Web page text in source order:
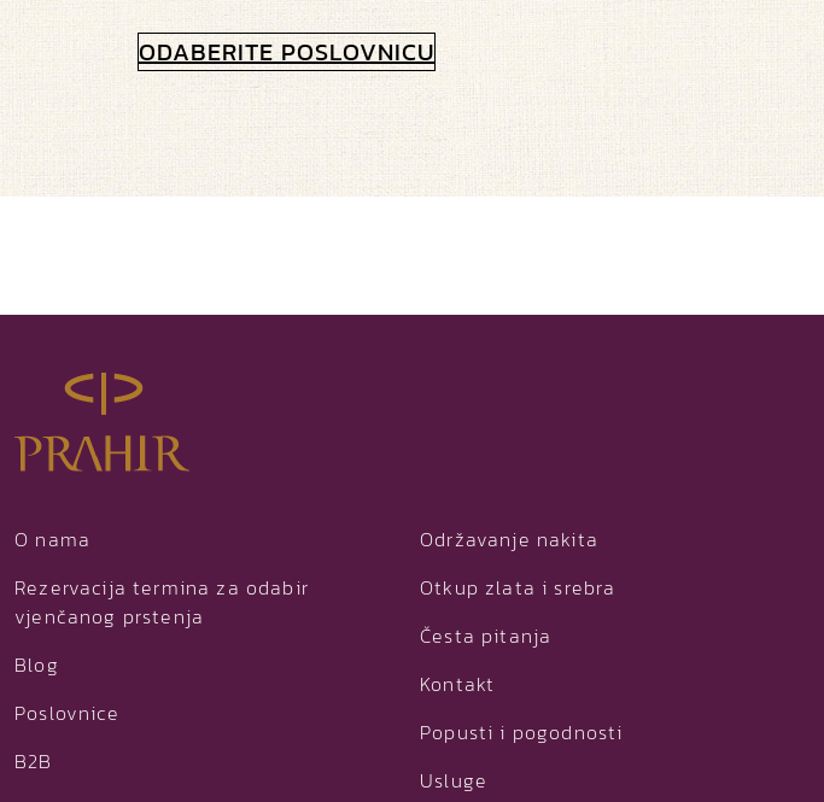
ODABERITE POSLOVNICU
O nama
Rezervacija termina za odabir
vjenčanog prstenja
Blog
Poslovnice
B2B
Održavanje nakita
Otkup zlata i srebra
Česta pitanja
Kontakt
Popusti i pogodnosti
Usluge